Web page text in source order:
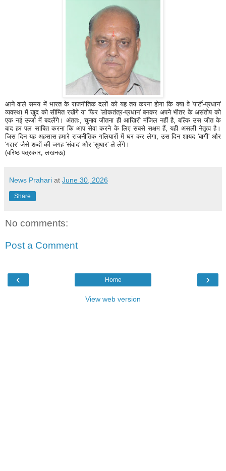
आने वाले समय में भारत के राजनीतिक दलों को यह तय करना होगा कि क्या वे 'पार्टी-प्रधान'
व्यवस्था में खुद को सीमित रखेंगे या फिर 'लोकतंत्र-प्रधान' बनकर अपने भीतर के असंतोष को
एक नई ऊर्जा में बदलेंगे। अंततः, चुनाव जीतना ही आखिरी मंजिल नहीं है, बल्कि उस जीत के
बाद हर पल साबित करना कि आप सेवा करने के लिए सबसे सक्षम हैं, यही असली नेतृत्व है।
जिस दिन यह अहसास हमारे राजनीतिक गलियारों में घर कर लेगा, उस दिन शायद 'बागी' और
'गद्दार' जैसे शब्दों की जगह 'संवाद' और 'सुधार' ले लेंगे।
(वरिष्ठ पत्रकार, लखनऊ)
News Prahari at June 30, 2026
Share
No comments:
Post a Comment
‹ ›
Home
View web version